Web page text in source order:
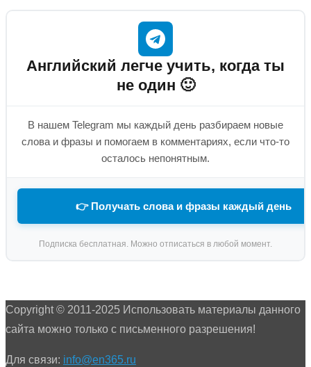
Английский легче учить, когда ты
не один 🙂
В нашем Telegram мы каждый день разбираем новые
слова и фразы и помогаем в комментариях, если что-то
осталось непонятным.
👉 Получать слова и фразы каждый день
Подписка бесплатная. Можно отписаться в любой момент.
Copyright © 2011-2025 Использовать материалы данного
сайта можно только с письменного разрешения!
Для связи: info@en365.ru